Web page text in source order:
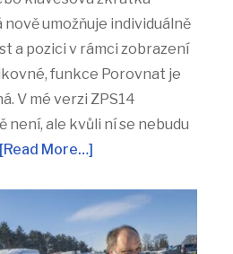
nově umožňuje individuálně
a pozici v rámci zobrazení
funkce Porovnat je
V mé verzi ZPS14
není, ale kvůli ní se nebudu
[Read More…]